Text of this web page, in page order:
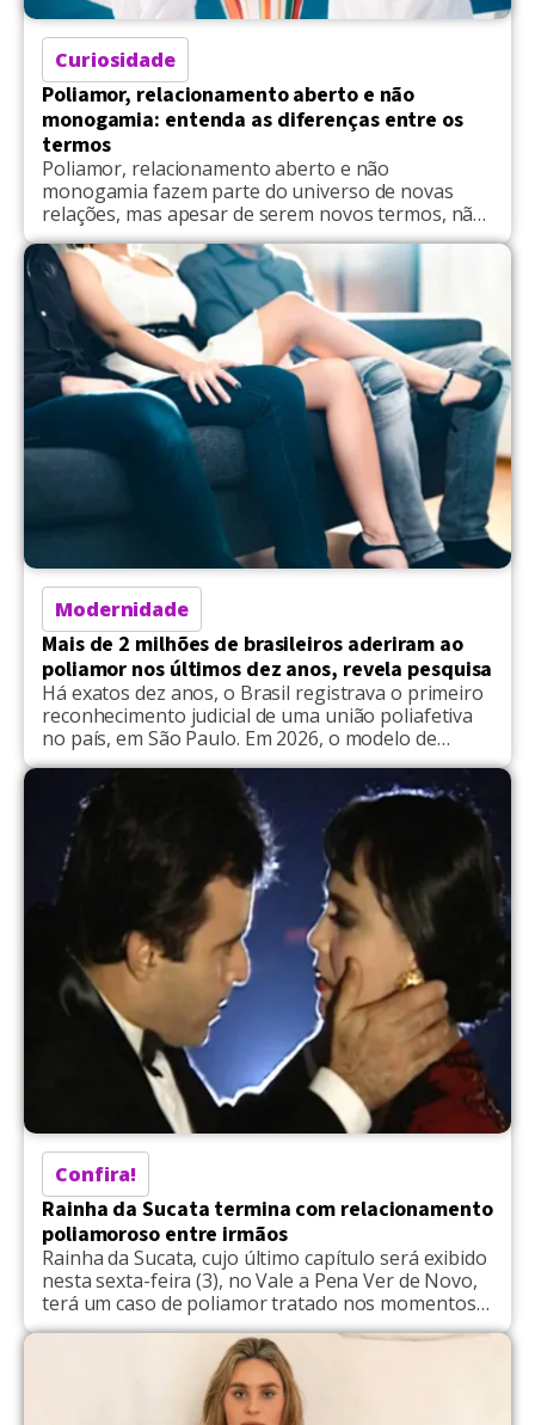
Curiosidade
Poliamor, relacionamento aberto e não
monogamia: entenda as diferenças entre os
termos
Poliamor, relacionamento aberto e não
monogamia fazem parte do universo de novas
relações, mas apesar de serem novos termos, não
possuem o mesmo significado na prática. O
poliamor é a possibilidade de ser estabelecida mais
de uma união afetivo-sexual, cuja configuração
rende a concordância de todas as partes
envolvidas. O relacionamento aberto, por sua vez,
[…]
Modernidade
Mais de 2 milhões de brasileiros aderiram ao
poliamor nos últimos dez anos, revela pesquisa
Há exatos dez anos, o Brasil registrava o primeiro
reconhecimento judicial de uma união poliafetiva
no país, em São Paulo. Em 2026, o modelo de
relacionamento não monogâmico deixou de ser
tabu para se tornar assunto na sociedade, palco
de debates. De acordo com dados divulgados,
houve um aumento de 340% nas buscas por
"poliamor" […]
Confira!
Rainha da Sucata termina com relacionamento
poliamoroso entre irmãos
Rainha da Sucata, cujo último capítulo será exibido
nesta sexta-feira (3), no Vale a Pena Ver de Novo,
terá um caso de poliamor tratado nos momentos
finais. Ingrid (Andrea Beltrão), disputada por Gera
(Marcello Novaes), Gerson (Gerson Brenner) e
Gino (Jandir Ferrari), resolve ficar com os três. No
desfecho da trama estrelada por Regina Duarte,